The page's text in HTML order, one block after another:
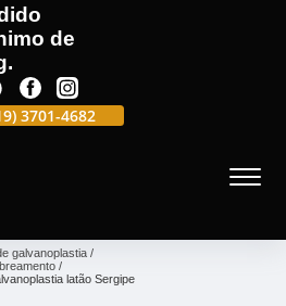
de
3701-4682 (19)
galvanoplastia
latão Sergipe